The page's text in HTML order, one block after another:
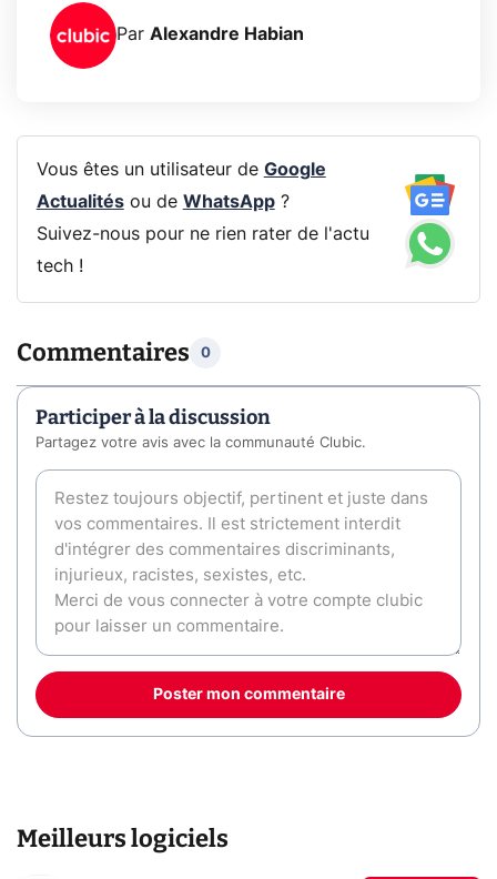
Par Alexandre Habian
Vous êtes un utilisateur de Google
Actualitésou de WhatsApp?
Suivez-nous pour ne rien rater de l'actu
tech !
Commentaires 0
Participer à la discussion
Partagez votre avis avec la communauté Clubic.
Poster mon commentaire
Meilleurs logiciels